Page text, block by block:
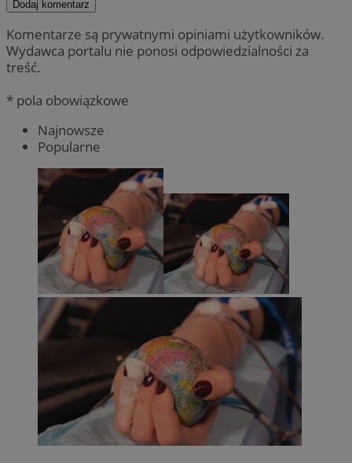
Dodaj komentarz
Komentarze są prywatnymi opiniami użytkowników.
Wydawca portalu nie ponosi odpowiedzialności za
treść.
* pola obowiązkowe
Najnowsze
Popularne